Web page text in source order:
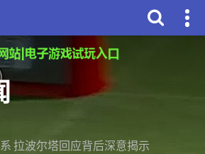
拉波尔塔回应背后深意揭示